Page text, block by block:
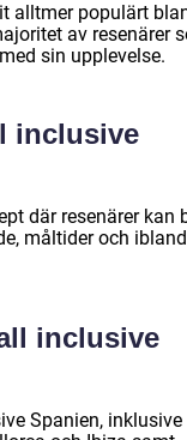
alltmer populärt
av resenärer
sin upplevelse.
inclusive
där resenärer kan
måltider och ibland
inclusive
Spanien, inklusive